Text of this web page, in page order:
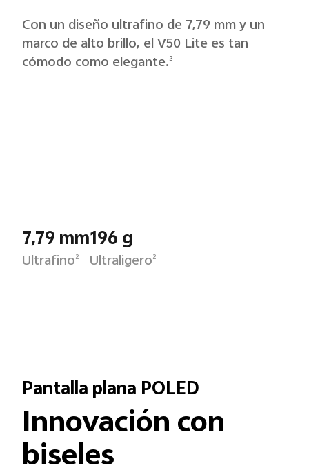
Con un diseño ultrafino de 7,79 mm y un
marco de alto brillo, el V50 Lite es tan
cómodo como elegante. 2
7,79 mm
Ultrafino 2
196 g
Ultraligero 2
Pantalla plana POLED
Innovación con
biseles